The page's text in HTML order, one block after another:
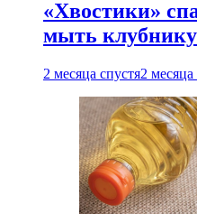
«Хвостики»
мыть клубнику
2 месяца спустя2 месяца